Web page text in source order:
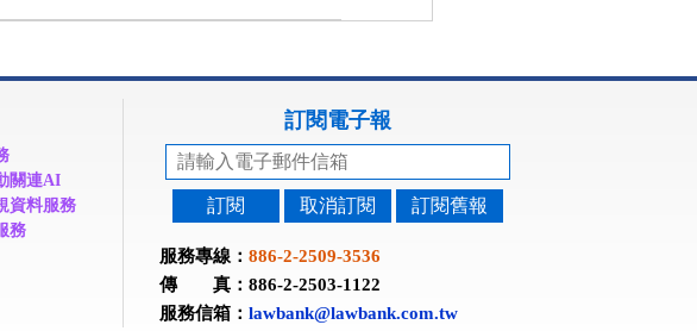
關連AI
資料服務
務
訂閱電子報
訂閱 取消訂閱 訂閱舊報
服務專線： 886-2-2509-3536
傳 真：886-2-2503-1122
服務信箱： lawbank@lawbank.com.tw